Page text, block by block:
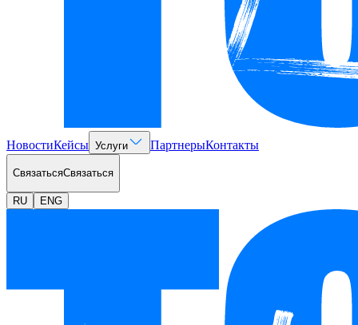
НовостиКейсы Услуги ПартнерыКонтакты
СвязатьсяСвязаться
RU ENG